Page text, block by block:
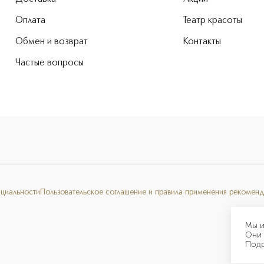
Мы
Они
Оплата
Обмен и возврат
Частые вопросы
Театр красоты
Контакты
Пользовательское соглашение и правила применения